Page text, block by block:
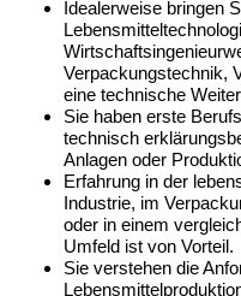
Idealerweise bringen
Verpackungstechnik,
eine technische
Sie haben erste
technisch
Anlagen oder
Erfahrung in der
Industrie, im
oder in einem
Umfeld ist von Vorteil.
Sie verstehen die